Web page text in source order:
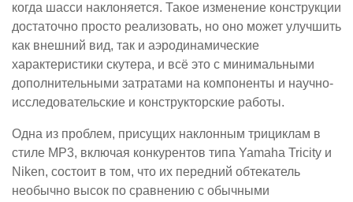
когда шасси наклоняется. Такое изменение конструкции
достаточно просто реализовать, но оно может улучшить
как внешний вид, так и аэродинамические
характеристики скутера, и всё это с минимальными
дополнительными затратами на компоненты и научно-
исследовательские и конструкторские работы.
Одна из проблем, присущих наклонным трициклам в
стиле MP3, включая конкурентов типа Yamaha Tricity и
Niken, состоит в том, что их передний обтекатель
необычно высок по сравнению с обычными